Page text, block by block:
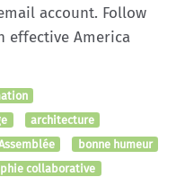
account. Follow
effective America
architecture
bonne humeur
collaborative